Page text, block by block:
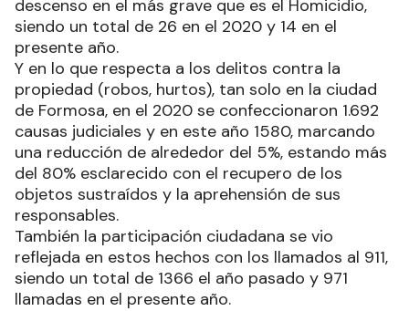
descenso en el más grave que es el Homicidio,
siendo un total de 26 en el 2020 y 14 en el
presente año.
Y en lo que respecta a los delitos contra la
propiedad (robos, hurtos), tan solo en la ciudad
de Formosa, en el 2020 se confeccionaron 1.692
causas judiciales y en este año 1580, marcando
una reducción de alrededor del 5%, estando más
del 80% esclarecido con el recupero de los
objetos sustraídos y la aprehensión de sus
responsables.
También la participación ciudadana se vio
reflejada en estos hechos con los llamados al 911,
siendo un total de 1366 el año pasado y 971
llamadas en el presente año.